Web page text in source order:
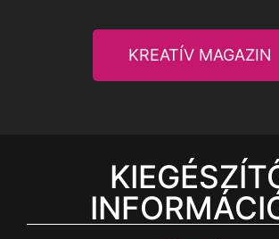
KREATÍV MAGAZIN